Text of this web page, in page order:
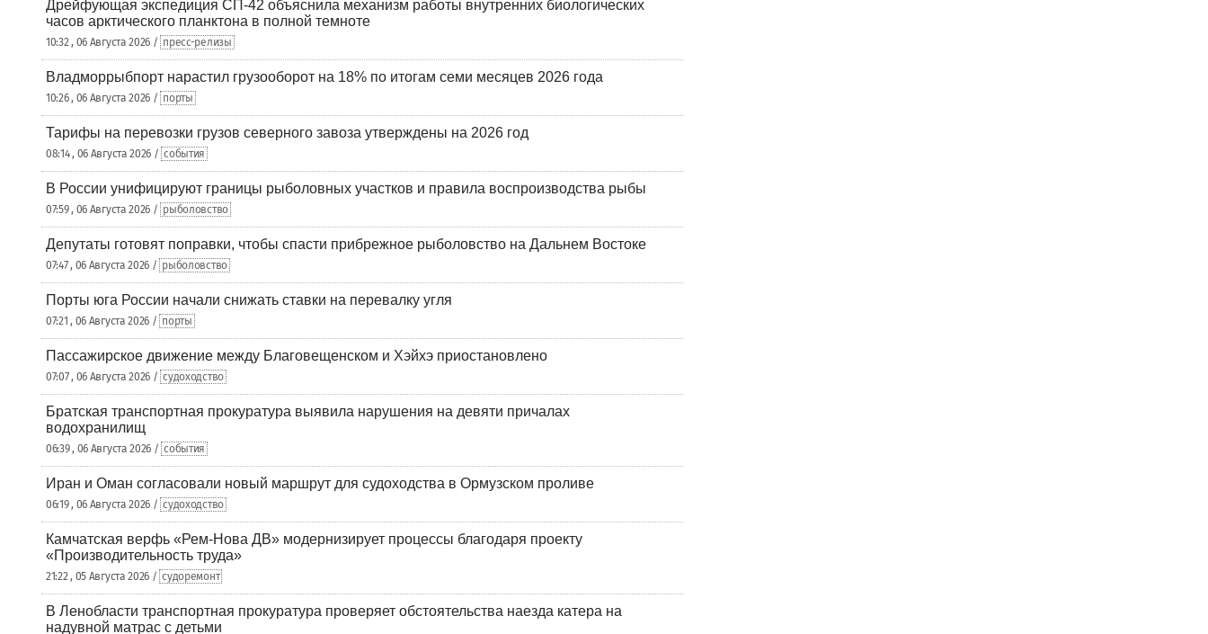
Дрейфующая экспедиция СП-42 объяснила механизм работы внутренних биологических
часов арктического планктона в полной темноте
10:32 , 06 Августа 2026 / пресс-релизы
Владморрыбпорт нарастил грузооборот на 18% по итогам семи месяцев 2026 года
10:26 , 06 Августа 2026 / порты
Тарифы на перевозки грузов северного завоза утверждены на 2026 год
08:14 , 06 Августа 2026 / события
В России унифицируют границы рыболовных участков и правила воспроизводства рыбы
07:59 , 06 Августа 2026 / рыболовство
Депутаты готовят поправки, чтобы спасти прибрежное рыболовство на Дальнем Востоке
07:47 , 06 Августа 2026 / рыболовство
Порты юга России начали снижать ставки на перевалку угля
07:21 , 06 Августа 2026 / порты
Пассажирское движение между Благовещенском и Хэйхэ приостановлено
07:07 , 06 Августа 2026 / судоходство
Братская транспортная прокуратура выявила нарушения на девяти причалах
водохранилищ
06:39 , 06 Августа 2026 / события
Иран и Оман согласовали новый маршрут для судоходства в Ормузском проливе
06:19 , 06 Августа 2026 / судоходство
Камчатская верфь «Рем-Нова ДВ» модернизирует процессы благодаря проекту
«Производительность труда»
21:22 , 05 Августа 2026 / судоремонт
В Ленобласти транспортная прокуратура проверяет обстоятельства наезда катера на
надувной матрас с детьми